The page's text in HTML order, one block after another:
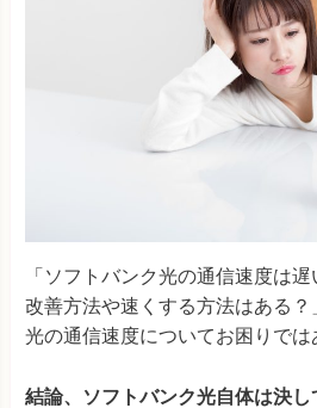
「ソフトバンク光の通信速度は
改善方法や速くする方法はある？
光の通信速度についてお困りでは
結論、ソフトバンク光自体は決